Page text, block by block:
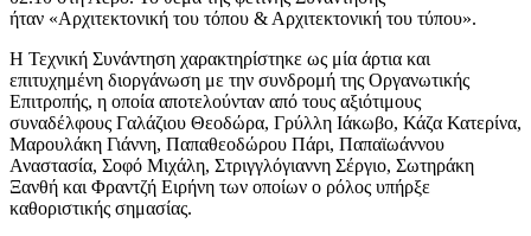
ήταν «Αρχιτεκτονική του τόπου & Αρχιτεκτονική του τύπου».
Η Τεχνική Συνάντηση χαρακτηρίστηκε ως μία άρτια και
επιτυχημένη διοργάνωση με την συνδρομή της Οργανωτικής
Επιτροπής, η οποία αποτελούνταν από τους αξιότιμους
συναδέλφους Γαλάζιου Θεοδώρα, Γρύλλη Ιάκωβο, Κάζα Κατερίνα,
Μαρουλάκη Γιάννη, Παπαθεοδώρου Πάρι, Παπαϊωάννου
Αναστασία, Σοφό Μιχάλη, Στριγγλόγιαννη Σέργιο, Σωτηράκη
Ξανθή και Φραντζή Ειρήνη των οποίων ο ρόλος υπήρξε
καθοριστικής σημασίας.